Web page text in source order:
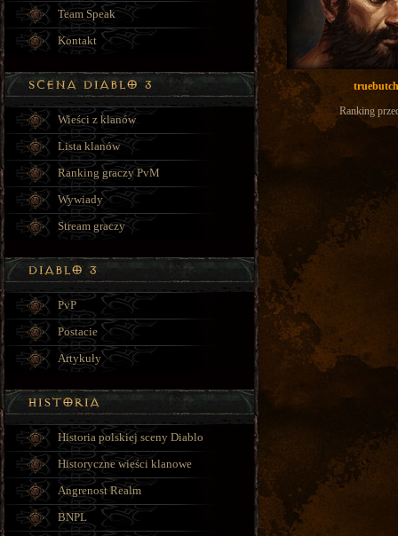
Ranking
Team Speak
Kontakt
Wieści z klanów
Lista klanów
Ranking graczy PvM
Wywiady
Stream graczy
PvP
Postacie
Artykuły
Historia polskiej sceny Diablo
Historyczne wieści klanowe
Angrenost Realm
BNPL